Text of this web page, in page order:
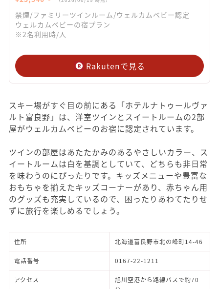
禁煙/ファミリーツインルーム/ウェルカムベビー認定
ウェルカムベビーの宿プラン
※2名利用時/人
Rakutenで見る
スキー場がすぐ目の前にある「ホテルナトゥールヴァ
ルト富良野」は、洋室ツインとスイートルームの2部
屋がウェルカムベビーのお宿に認定されています。
ツインの部屋はあたたかみのあるやさしいカラー、ス
イートルームは白を基調としていて、どちらも非日常
を味わうのにぴったりです。キッズメニューや豊富な
おもちゃを揃えたキッズコーナーがあり、赤ちゃん用
のグッズも充実しているので、困ったりあわてたりせ
ずに旅行を楽しめるでしょう。
住所 北海道富良野市北の峰町14-46
電話番号 0167-22-1211
アクセス
旭川空港から路線バスで約70